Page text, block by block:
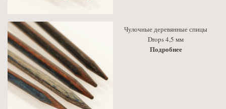
Чулочные деревянные спицы
Drops 4,5 мм
Подробнее